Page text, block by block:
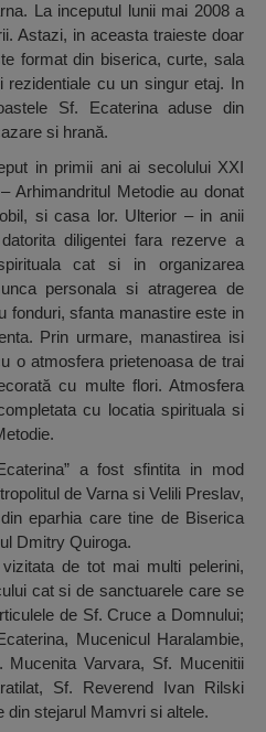
La inceputul lunii mai 2008 a
Astazi, in aceasta traieste doar
format din biserica, curte, sala
cu un singur etaj. In
Sf. Ecaterina aduse din
si hrană.
in primii ani ai secolului XXI
Arhimandritul Metodie au donat
si casa lor. Ulterior – in anii
diligentei fara rezerve a
cat si in organizarea
personala si atragerea de
fonduri, sfanta manastire este in
Prin urmare, manastirea isi
o atmosfera prietenoasa de trai
cu multe flori. Atmosfera
cu locatia spirituala si
a fost sfintita in mod
de Varna si Velili Preslav,
eparhia care tine de Biserica
Dmitry Quiroga.
de tot mai multi pelerini,
cat si de sanctuarele care se
de Sf. Cruce a Domnului;
Mucenicul Haralambie,
Mucenita Varvara, Sf. Mucenitii
Sf. Reverend Ivan Rilski
din stejarul Mamvri si altele.